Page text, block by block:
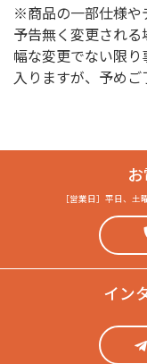
※商品の一部仕様や
予告無く変更され
幅な変更でない限
入りますが、予めご
［営業日］ 平日、土
イン